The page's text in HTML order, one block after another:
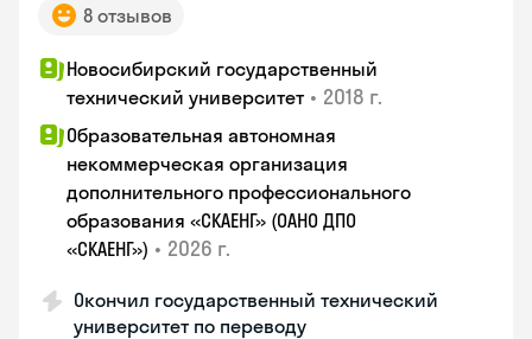
8 отзывов
Новосибирский государственный
технический университет • 2018 г.
Образовательная автономная
некоммерческая организация
дополнительного профессионального
образования «СКАЕНГ» (ОАНО ДПО
«СКАЕНГ») • 2026 г.
Окончил государственный технический
университет по переводу